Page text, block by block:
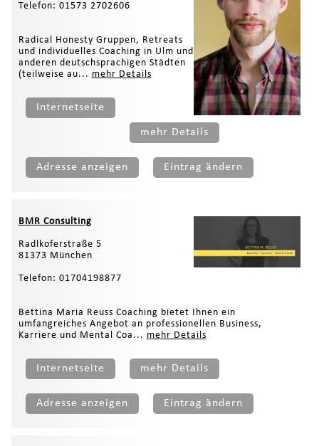
Telefon: 01573 2702606
Radical Honesty Gruppen, Retreats
und individuelles Coaching in Ulm und
anderen deutschsprachigen Städten
(teilweise au... mehr Details
Internetseite
mehr Details
Adresse anzeigen Eintrag ändern
BMR Consulting
Radlkoferstraße 5
81373 München
Telefon: 01704198877
Bettina Maria Reuss Coaching bietet Ihnen ein
umfangreiches Angebot an professionellen Business,
Karriere und Mental Coa... mehr Details
Internetseite mehr Details
Adresse anzeigen Eintrag ändern